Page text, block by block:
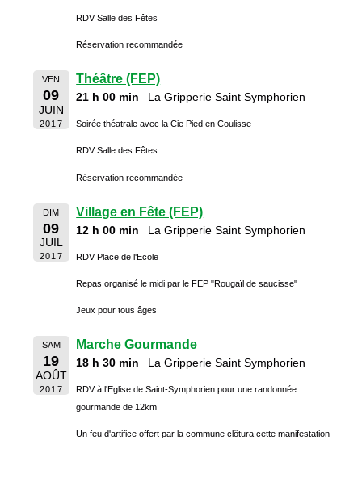
RDV Salle des Fêtes
Réservation recommandée
VEN
09
JUIN
2017
Théâtre (FEP)
21 h 00 min La Gripperie Saint Symphorien
Soirée théatrale avec la Cie Pied en Coulisse
RDV Salle des Fêtes
Réservation recommandée
DIM
09
JUIL
2017
Village en Fête (FEP)
12 h 00 min La Gripperie Saint Symphorien
RDV Place de l'Ecole
Repas organisé le midi par le FEP "Rougaïl de saucisse"
Jeux pour tous âges
SAM
19
AOÛT
2017
Marche Gourmande
18 h 30 min La Gripperie Saint Symphorien
RDV à l'Eglise de Saint-Symphorien pour une randonnée
gourmande de 12km
Un feu d'artifice offert par la commune clôtura cette manifestation